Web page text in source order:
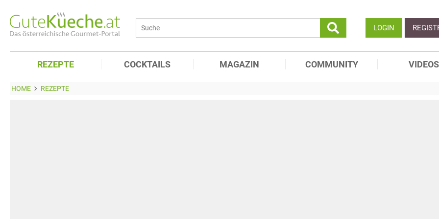
LOGIN
REZEPTE COCKTAILS MAGAZIN COMMUNITY VIDEOS
HOME REZEPTE